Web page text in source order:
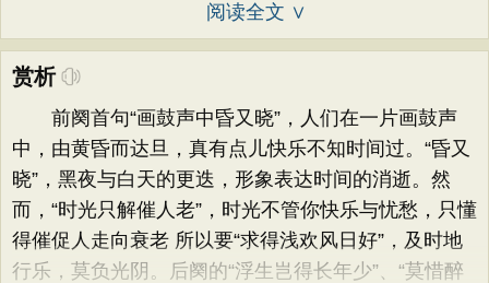
阅读全文 ∨
赏析
前阕首句“画鼓声中昏又晓”，人们在一片画鼓声
中，由黄昏而达旦，真有点儿快乐不知时间过。“昏又
晓”，黑夜与白天的更迭，形象表达时间的消逝。然
而，“时光只解催人老”，时光不管你快乐与忧愁，只懂
得催促人走向衰老 所以要“求得浅欢风日好”，及时地
行乐，莫负光阴。后阕的“浮生岂得长年少”、“莫惜醉